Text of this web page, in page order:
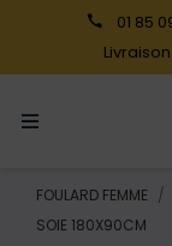
01 85
FOULARD FEMME
SOIE 180X90CM